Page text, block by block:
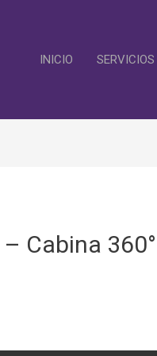
INICIO SERVICIOS
Cabina 360°